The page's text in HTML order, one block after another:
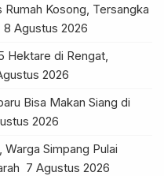
Kosong, Tersangka
8 Agustus 2026
Hektare di Rengat,
2026
Bisa Makan Siang di
2026
Simpang Pulai
7 Agustus 2026